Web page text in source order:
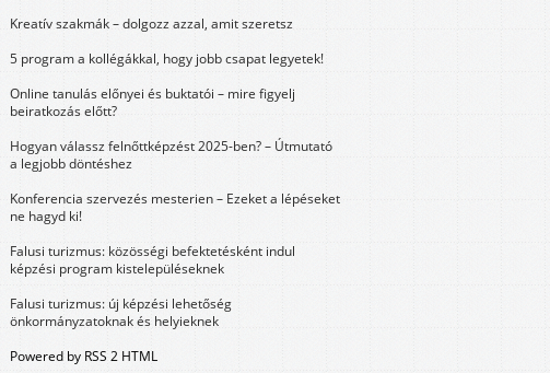
Kreatív szakmák – dolgozz azzal, amit szeretsz
5 program a kollégákkal, hogy jobb csapat legyetek!
Online tanulás előnyei és buktatói – mire figyelj
beiratkozás előtt?
Hogyan válassz felnőttképzést 2025-ben? – Útmutató
a legjobb döntéshez
Konferencia szervezés mesterien – Ezeket a lépéseket
ne hagyd ki!
Falusi turizmus: közösségi befektetésként indul
képzési program kistelepüléseknek
Falusi turizmus: új képzési lehetőség
önkormányzatoknak és helyieknek
Powered by RSS 2 HTML